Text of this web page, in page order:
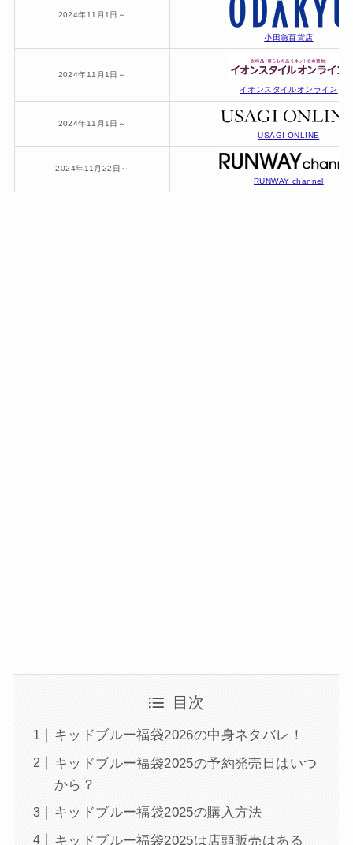
2024年11月1日～
小田急百貨店
2024年11月1日～
イオンスタイルオンライン
2024年11月1日～
USAGI ONLINE
2024年11月22日～
RUNWAY channel
目次
キッドブルー福袋2026の中身ネタバレ！
キッドブルー福袋2025の予約発売日はいつ
から？
キッドブルー福袋2025の購入方法
キッドブルー福袋2025は店頭販売はある